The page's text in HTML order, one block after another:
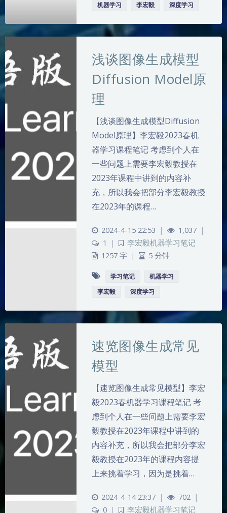
机器学习
李宏毅 深度学习
浅谈图像生成模型
Diffusion Model原
理
【浅谈图像生成模型Diffusion
Model原理】李宏毅2023春机
器学习课程笔记 考虑到个人在
一些问题上需要李宏毅教授在
2023年课程中讲到的内容补
充，所以我会把部分李宏毅教授
在2023年的课程…
2024-4-15 22:53 | 1,037 |
1
|
李宏毅机器学习笔记
1257 字 | 5 分钟
学习笔记
机器学习
李宏毅
深度学习
速览图像生成常见
模型
【速览图像生成常见模型】李宏
毅2023春机器学习课程笔记 考
虑到个人在一些问题上需要李宏
毅教授在2023年课程中讲到的
内容补充，所以我会把部分李宏
毅教授在2023年的课程内容提
上来挑着学习，因为是挑着…
2024-4-14 23:37 | 702 |
0 | 李宏毅机器学习笔记